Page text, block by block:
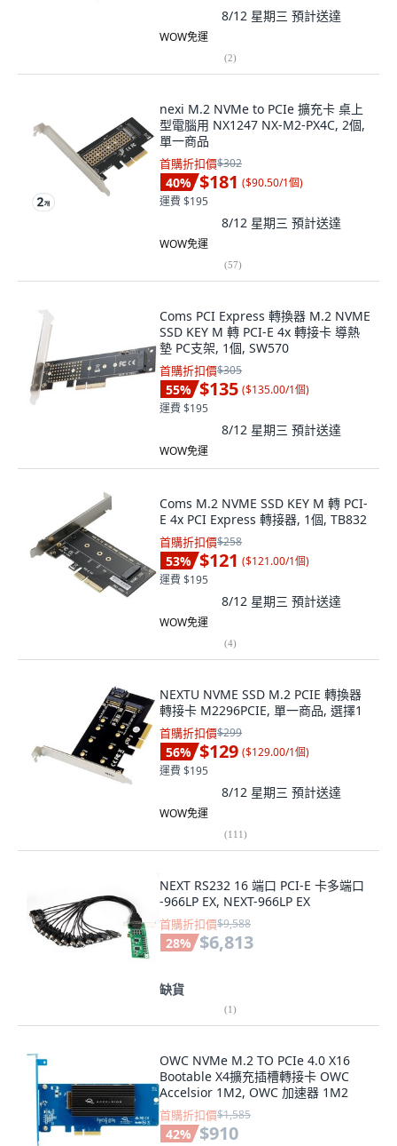
8/12 星期三 預計送達
WOW免運
(2)
nexi M.2 NVMe to PCIe 擴充卡 桌上
型電腦用 NX1247 NX-M2-PX4C, 2個,
單一商品
首購折扣價$302
40% $181 ($90.50/1個)
運費 $195
8/12 星期三 預計送達
WOW免運
(57)
Coms PCI Express 轉換器 M.2 NVME
SSD KEY M 轉 PCI-E 4x 轉接卡 導熱
墊 PC支架, 1個, SW570
首購折扣價$305
55% $135 ($135.00/1個)
運費 $195
8/12 星期三 預計送達
WOW免運
Coms M.2 NVME SSD KEY M 轉 PCI-
E 4x PCI Express 轉接器, 1個, TB832
首購折扣價$258
53% $121 ($121.00/1個)
運費 $195
8/12 星期三 預計送達
WOW免運
(4)
NEXTU NVME SSD M.2 PCIE 轉換器
轉接卡 M2296PCIE, 單一商品, 選擇1
首購折扣價$299
56% $129 ($129.00/1個)
運費 $195
8/12 星期三 預計送達
WOW免運
(111)
NEXT RS232 16 端口 PCI-E 卡多端口
-966LP EX, NEXT-966LP EX
首購折扣價$9,588
28% $6,813
缺貨
(1)
OWC NVMe M.2 TO PCIe 4.0 X16
Bootable X4擴充插槽轉接卡 OWC
Accelsior 1M2, OWC 加速器 1M2
首購折扣價$1,585
42% $910